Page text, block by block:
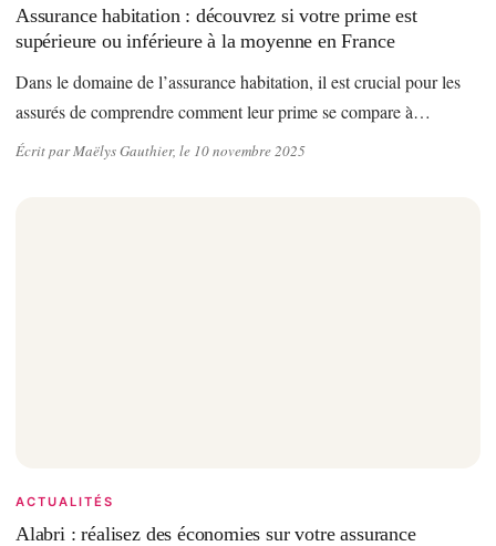
Assurance habitation : découvrez si votre prime est
supérieure ou inférieure à la moyenne en France
Dans le domaine de l’assurance habitation, il est crucial pour les
assurés de comprendre comment leur prime se compare à…
Écrit par Maëlys Gauthier, le 10 novembre 2025
ACTUALITÉS
Alabri : réalisez des économies sur votre assurance